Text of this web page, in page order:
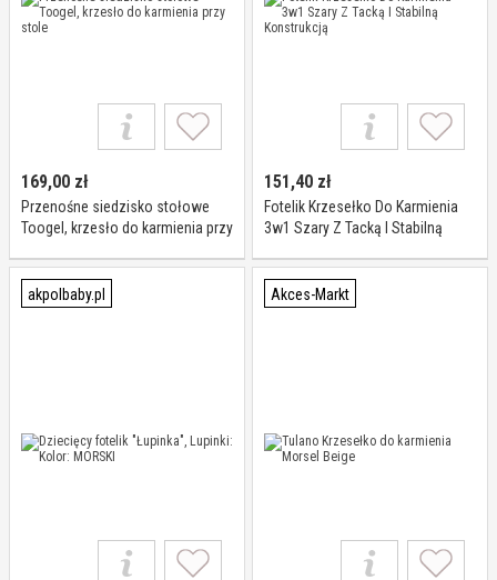
169,00 zł
Przenośne siedzisko stołowe
Toogel, krzesło do karmienia przy
151,40 zł
Fotelik Krzesełko Do Karmienia
3w1 Szary Z Tacką I Stabilną
akpolbaby.pl Akces-Markt